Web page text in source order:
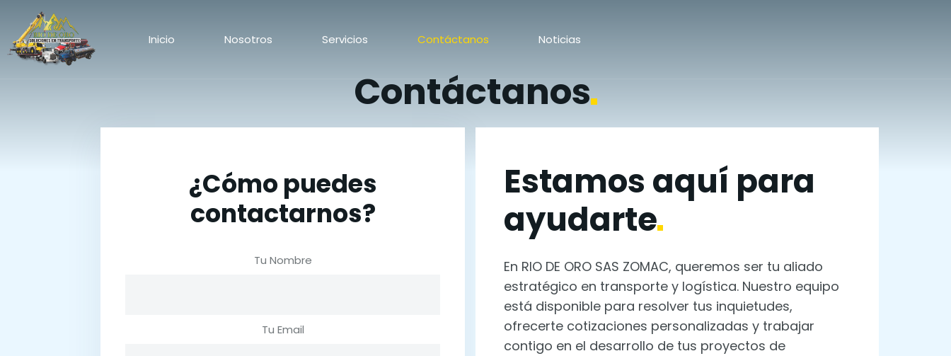
Inicio Nosotros Servicios Contáctanos Noticias
Contáctanos
¿Cómo puedes
contactarnos?
Tu Nombre
Tu Email
Estamos aquí para
ayudarte
En RIO DE ORO SAS ZOMAC, queremos ser tu aliado
estratégico en transporte y logística. Nuestro equipo
está disponible para resolver tus inquietudes,
ofrecerte cotizaciones personalizadas y trabajar
contigo en el desarrollo de tus proyectos de